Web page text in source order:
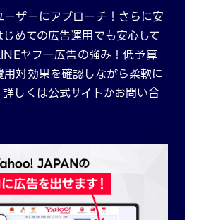
ザーにアプローチ！さらに安
めての広告運用でも安心して
ヤフー広告の強み！低予算
対効果を確認しながら柔軟に
しくは公式サイトかお問い合